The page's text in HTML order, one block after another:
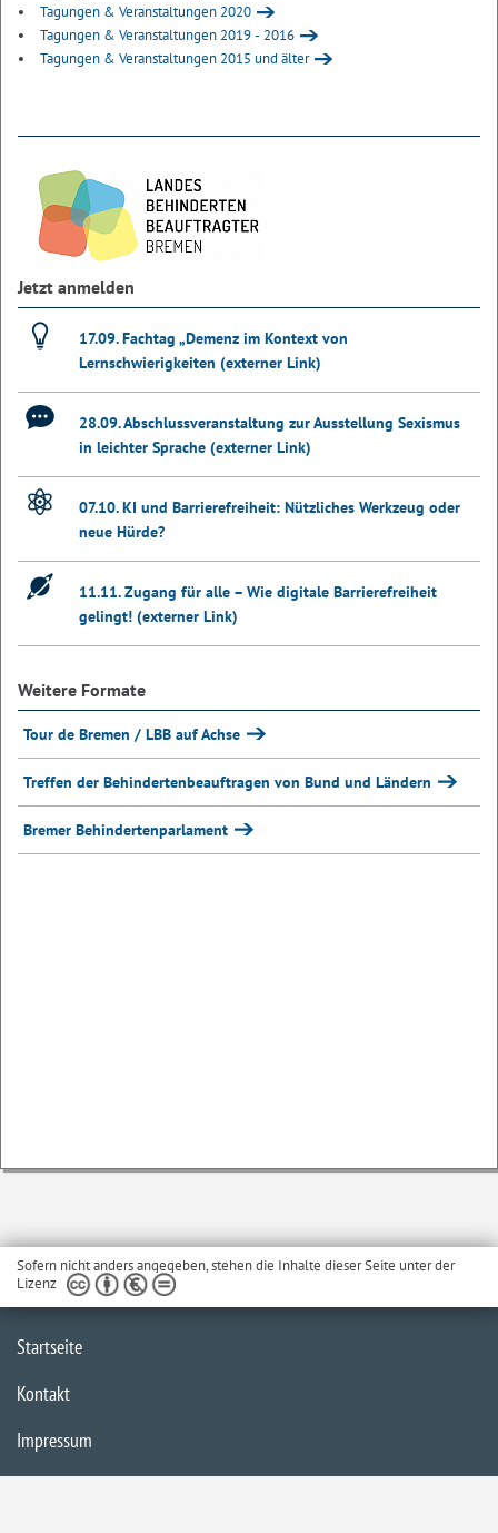
Tagungen & Veranstaltungen 2020
Tagungen & Veranstaltungen 2019 - 2016
Tagungen & Veranstaltungen 2015 und älter
Jetzt anmelden
17.09. Fachtag „Demenz im Kontext von
Lernschwierigkeiten (externer Link)
28.09. Abschlussveranstaltung zur Ausstellung Sexismus
in leichter Sprache (externer Link)
07.10. KI und Barrierefreiheit: Nützliches Werkzeug oder
neue Hürde?
11.11. Zugang für alle – Wie digitale Barrierefreiheit
gelingt! (externer Link)
Weitere Formate
Tour de Bremen / LBB auf Achse
Treffen der Behindertenbeauftragen von Bund und Ländern
Bremer Behindertenparlament
Sofern nicht anders angegeben, stehen die Inhalte dieser Seite unter der
Lizenz
Startseite
Kontakt
Impressum